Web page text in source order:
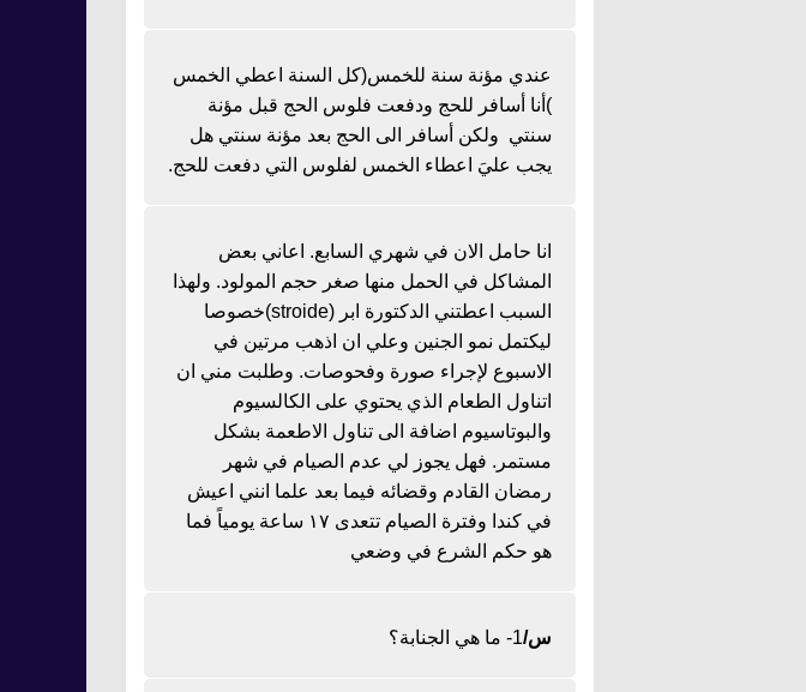
عندي مؤنة سنة للخمس(كل السنة اعطي الخمس
)أنا أسافر للحج ودفعت فلوس الحج قبل مؤنة
سنتي ولكن أسافر الى الحج بعد مؤنة سنتي هل
يجب عليَ اعطاء الخمس لفلوس التي دفعت للحج.
انا حامل الان في شهري السابع. اعاني بعض
المشاكل في الحمل منها صغر حجم المولود. ولهذا
السبب اعطتني الدكتورة ابر (stroide)خصوصا
ليكتمل نمو الجنين وعلي ان اذهب مرتين في
الاسبوع لإجراء صورة وفحوصات. وطلبت مني ان
اتناول الطعام الذي يحتوي على الكالسيوم
والبوتاسيوم اضافة الى تناول الاطعمة بشكل
مستمر. فهل يجوز لي عدم الصيام في شهر
رمضان القادم وقضائه فيما بعد علما انني اعيش
في كندا وفترة الصيام تتعدى ١٧ ساعة يومياً فما
هو حكم الشرع في وضعي
س/1- ما هي الجنابة؟